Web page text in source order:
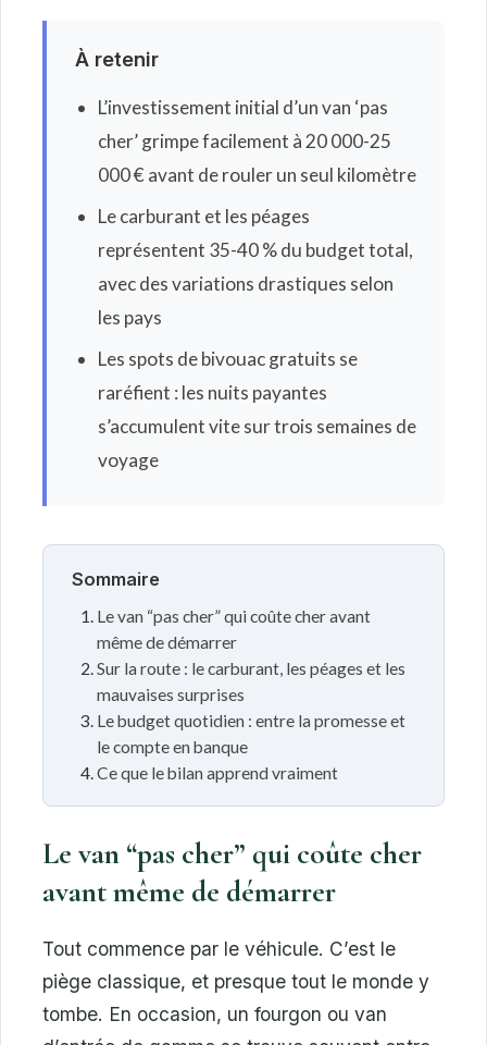
À retenir
L’investissement initial d’un van ‘pas
cher’ grimpe facilement à 20 000-25
000 € avant de rouler un seul kilomètre
Le carburant et les péages
représentent 35-40 % du budget total,
avec des variations drastiques selon
les pays
Les spots de bivouac gratuits se
raréfient : les nuits payantes
s’accumulent vite sur trois semaines de
voyage
Sommaire
Le van “pas cher” qui coûte cher avant
même de démarrer
Sur la route : le carburant, les péages et les
mauvaises surprises
Le budget quotidien : entre la promesse et
le compte en banque
Ce que le bilan apprend vraiment
Le van “pas cher” qui coûte cher
avant même de démarrer
Tout commence par le véhicule. C’est le
piège classique, et presque tout le monde y
tombe. En occasion, un fourgon ou van